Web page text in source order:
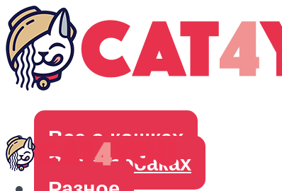
Все о кошках
Все о собаках